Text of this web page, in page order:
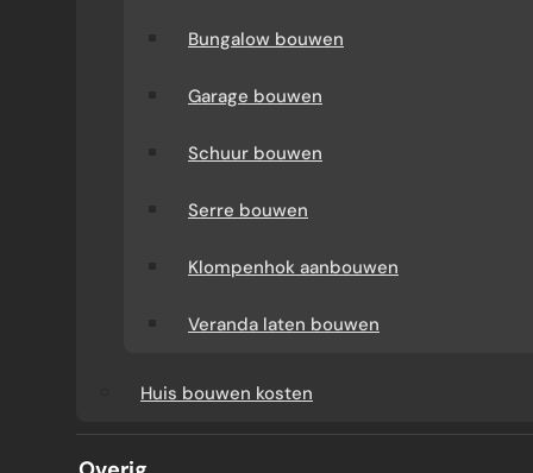
Bungalow bouwen
Garage bouwen
Schuur bouwen
Serre bouwen
Klompenhok aanbouwen
Veranda laten bouwen
Huis bouwen kosten
SLIMME OPBERGTIPS VOOR
EEN OPGERUIMDE